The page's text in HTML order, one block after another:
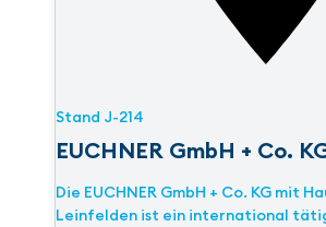
Stand J-214
EUCHNER GmbH + Co.
Die EUCHNER GmbH + Co. KG mit
Leinfelden ist ein international